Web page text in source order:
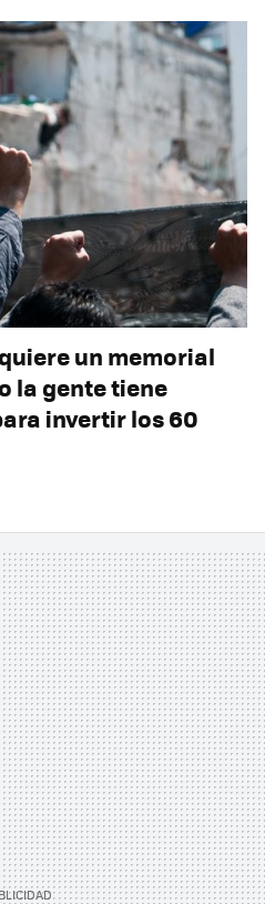
un memorial
la gente tiene
invertir los 60